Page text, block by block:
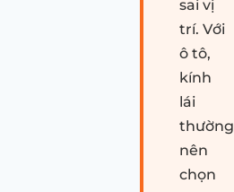
sai vị
trí. Với
ô tô,
kính
lái
thường
nên
chọn